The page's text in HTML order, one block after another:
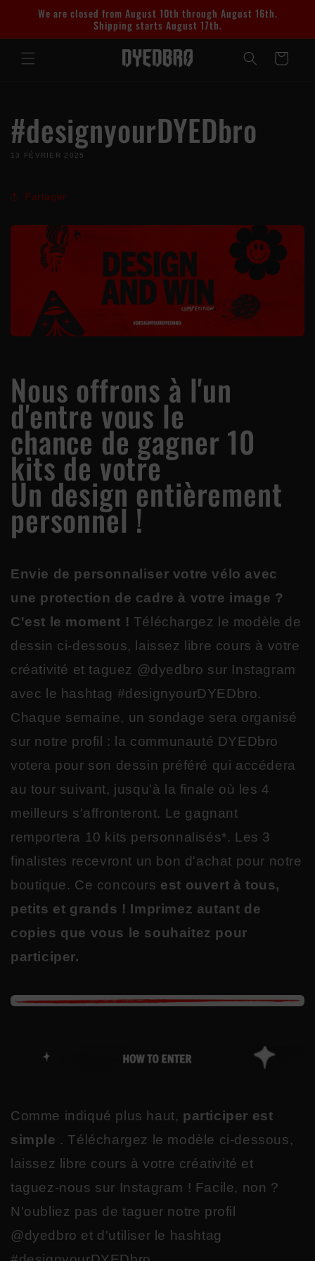
passer
contenu
We are closed from August 10th through August 16th.
Shipping starts August 17th.
Panier
#designyourDYEDbro
13 FÉVRIER 2025
Partager
Nous offrons à l'un
d'entre vous le
chance de gagner 10
kits de votre
Un design entièrement
personnel !
Envie de personnaliser votre vélo avec
une protection de cadre à votre image ?
C'est le moment ! Téléchargez le modèle de
dessin ci-dessous, laissez libre cours à votre
créativité et taguez @dyedbro sur Instagram
avec le hashtag #designyourDYEDbro.
Chaque semaine, un sondage sera organisé
sur notre profil : la communauté DYEDbro
votera pour son dessin préféré qui accédera
au tour suivant, jusqu'à la finale où les 4
meilleurs s'affronteront. Le gagnant
remportera 10 kits personnalisés*. Les 3
finalistes recevront un bon d'achat pour notre
boutique. Ce concours est ouvert à tous,
petits et grands ! Imprimez autant de
copies que vous le souhaitez pour
participer.
Comme indiqué plus haut, participer est
simple . Téléchargez le modèle ci-dessous,
laissez libre cours à votre créativité et
taguez-nous sur Instagram ! Facile, non ?
N'oubliez pas de taguer notre profil
@dyedbro et d'utiliser le hashtag